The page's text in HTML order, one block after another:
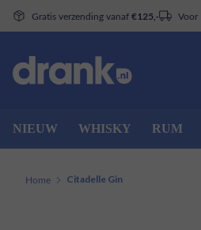
Gratis verzending vanaf €125,- Voor
NIEUW WHISKY RUM
Home Citadelle Gin